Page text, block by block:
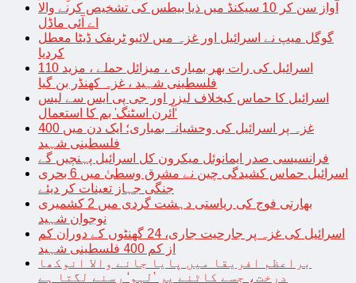
آواز سن کر 10 سیکنڈ میں ذیا بیطس کی تشخیص کرنے والا
اے آئی ماڈل
گوگل میپ نے اسرائیل اور غزہ میں لائیو ٹریفک ڈیٹا معطل
کردیا
اسرائیل کی رات بھر بمباری ، میزائل حملے ، مزید 110
فلسطینی شہید ، غزہ کھنڈر بن گیا
اسرائیل کا حماس کیخلاف لیزر اور جی پی ایس سے لیس
‘آئرن اسٹنگ’ بم کا استعمال
غزہ پر اسرائیل کی وحشیانہ بمباری؛ ایک دن میں 400
فلسطینی شہید
فرانسیسی صدر ایمانوئل میکرون کل اسرائیل پہنچیں گے
اسرائیل حماس کشیدگی چین نے مشرق وسطیٰ میں 6 بحری
جنگی جہاز تعینات کر دیئے
بھارتی فوج کی ریاستی دہشت گردی میں 2 کشمیری
نوجوان شہید
اسرائیل کی غزہ پر جارحیت جاری، 24 گھنٹوں کے دوران کم
از کم 400 فلسطینی شہید
براعظم افریقا میں پایا جانے والا انوکھا
درخت، جسے کاٹنے پر ’لہو‘ رسنے لگتا ہے